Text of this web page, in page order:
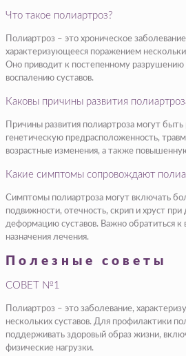
Что такое полиартроз?
Полиартроз – это хроническое
характеризующееся поражением
Оно приводит к постепенному разрушению
воспалению суставов.
Каковы причины развития
Причины развития полиартроза могут
генетическую предрасположенность,
возрастные изменения, а также
Какие симптомы сопровождают
Симптомы полиартроза могут включать
подвижности, отечность, скрип и хруст
деформацию суставов. Важно обратиться к
назначения лечения.
Полезные советы
СОВЕТ №1
Полиартроз – это заболевание,
нескольких суставов. Для профилактики
поддерживать здоровый образ жизни,
физические нагрузки.